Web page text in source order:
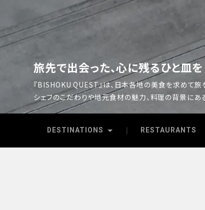
旅先で出会った、心に残るひと皿を
『BISHOKU QUEST』は、日本各地の美食を求めて旅
シェフのこだわりや地元食材の魅力、料理の背景にあ
DESTINATIONS RESTAURANTS